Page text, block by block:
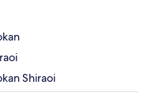
Shiraoi